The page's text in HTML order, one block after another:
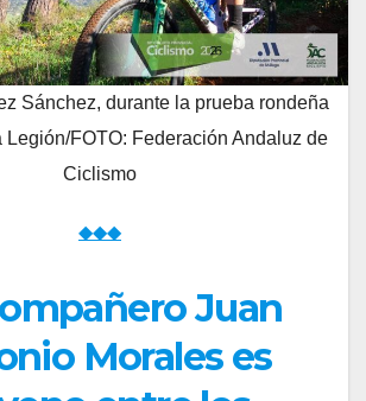
Sánchez, durante la prueba rondeña
Legión/FOTO: Federación Andaluz de
Ciclismo
◆◆◆
Juan
Morales es